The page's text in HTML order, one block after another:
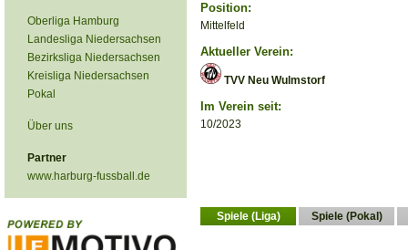
Oberliga Hamburg
Landesliga Niedersachsen
Bezirksliga Niedersachsen
Kreisliga Niedersachsen
Pokal
Über uns
Partner
www.harburg-fussball.de
Position:
Mittelfeld
Aktueller Verein:
TVV Neu Wulmstorf
Im Verein seit:
10/2023
Spiele (Liga) Spiele (Pokal)